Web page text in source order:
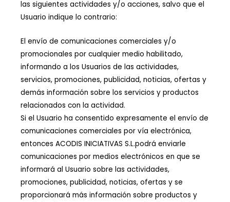
las siguientes actividades y/o acciones, salvo que el
Usuario indique lo contrario:
El envío de comunicaciones comerciales y/o
promocionales por cualquier medio habilitado,
informando a los Usuarios de las actividades,
servicios, promociones, publicidad, noticias, ofertas y
demás información sobre los servicios y productos
relacionados con la actividad.
Si el Usuario ha consentido expresamente el envío de
comunicaciones comerciales por vía electrónica,
entonces ACODIS INICIATIVAS S.L.podrá enviarle
comunicaciones por medios electrónicos en que se
informará al Usuario sobre las actividades,
promociones, publicidad, noticias, ofertas y se
proporcionará más información sobre productos y